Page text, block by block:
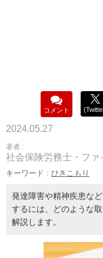
コメント
2024.05.27
著者 :
社会保険労務士・フ
キーワード : ひきこもり
発達障害や精神疾患な
するには、どのような
解説します。